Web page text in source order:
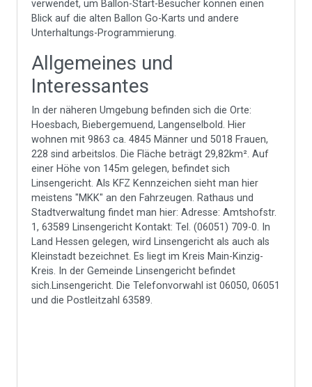
verwendet, um Ballon-Start-Besucher können einen
Blick auf die alten Ballon Go-Karts und andere
Unterhaltungs-Programmierung.
Allgemeines und
Interessantes
In der näheren Umgebung befinden sich die Orte:
Hoesbach, Biebergemuend, Langenselbold. Hier
wohnen mit 9863 ca. 4845 Männer und 5018 Frauen,
228 sind arbeitslos. Die Fläche beträgt 29,82km². Auf
einer Höhe von 145m gelegen, befindet sich
Linsengericht. Als KFZ Kennzeichen sieht man hier
meistens "MKK" an den Fahrzeugen. Rathaus und
Stadtverwaltung findet man hier: Adresse: Amtshofstr.
1, 63589 Linsengericht Kontakt: Tel. (06051) 709-0. In
Land Hessen gelegen, wird Linsengericht als auch als
Kleinstadt bezeichnet. Es liegt im Kreis Main-Kinzig-
Kreis. In der Gemeinde Linsengericht befindet
sich.Linsengericht. Die Telefonvorwahl ist 06050, 06051
und die Postleitzahl 63589.